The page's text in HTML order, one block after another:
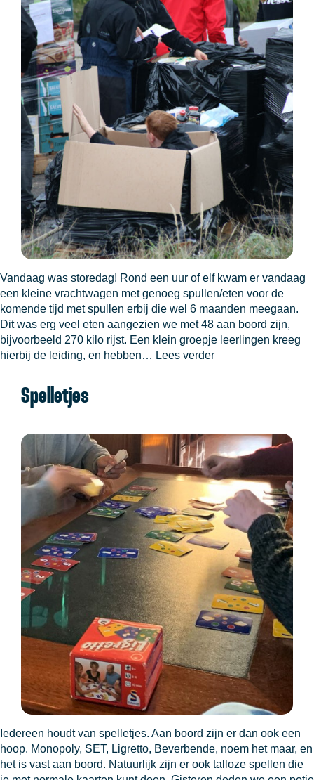
Vandaag was storedag! Rond een uur of elf kwam er vandaag
een kleine vrachtwagen met genoeg spullen/eten voor de
komende tijd met spullen erbij die wel 6 maanden meegaan.
Dit was erg veel eten aangezien we met 48 aan boord zijn,
bijvoorbeeld 270 kilo rijst. Een klein groepje leerlingen kreeg
hierbij de leiding, en hebben… Lees verderStoren
Spelletjes
Iedereen houdt van spelletjes. Aan boord zijn er dan ook een
hoop. Monopoly, SET, Ligretto, Beverbende, noem het maar, en
het is vast aan boord. Natuurlijk zijn er ook talloze spellen die